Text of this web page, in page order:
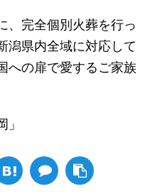
、完全個別火葬を行っ
潟県内全域に対応して
への扉で愛するご家族